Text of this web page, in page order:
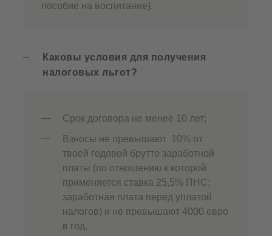
пособие на воспитание).
Каковы условия для получения
налоговых льгот?
Срок договора не менее 10 лет;
Взносы не превышают 10% от
твоей годовой брутто заработной
платы (по отношению к которой
применяется ставка 25,5% ПНС;
заработная плата перед уплатой
налогов) и не превышают 4000 евро
в год.